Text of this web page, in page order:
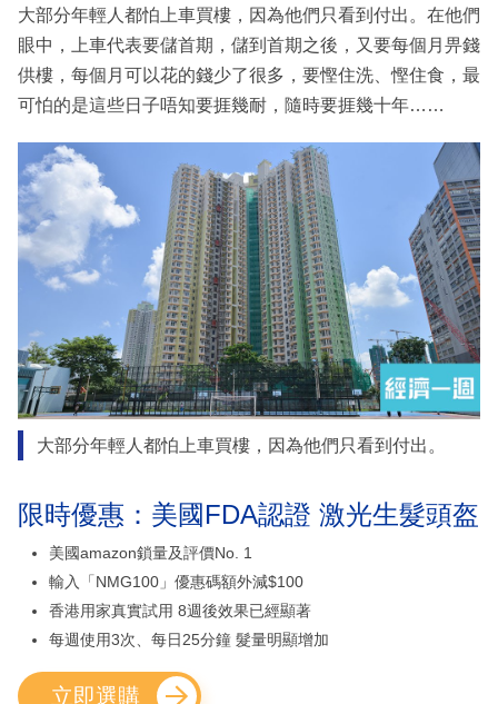
大部分年輕人都怕上車買樓，因為他們只看到付出。在他們
眼中，上車代表要儲首期，儲到首期之後，又要每個月畀錢
供樓，每個月可以花的錢少了很多，要慳住洗、慳住食，最
可怕的是這些日子唔知要捱幾耐，隨時要捱幾十年……
大部分年輕人都怕上車買樓，因為他們只看到付出。
限時優惠：美國FDA認證 激光生髮頭盔
美國amazon鎖量及評價No. 1
輸入「NMG100」優惠碼額外減$100
香港用家真實試用 8週後效果已經顯著
每週使用3次、每日25分鐘 髮量明顯增加
立即選購